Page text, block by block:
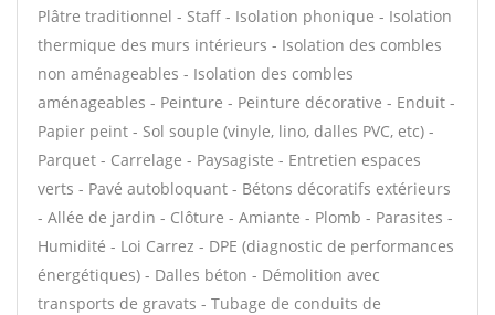
Plâtre traditionnel - Staff - Isolation phonique - Isolation
thermique des murs intérieurs - Isolation des combles
non aménageables - Isolation des combles
aménageables - Peinture - Peinture décorative - Enduit -
Papier peint - Sol souple (vinyle, lino, dalles PVC, etc) -
Parquet - Carrelage - Paysagiste - Entretien espaces
verts - Pavé autobloquant - Bétons décoratifs extérieurs
- Allée de jardin - Clôture - Amiante - Plomb - Parasites -
Humidité - Loi Carrez - DPE (diagnostic de performances
énergétiques) - Dalles béton - Démolition avec
transports de gravats - Tubage de conduits de